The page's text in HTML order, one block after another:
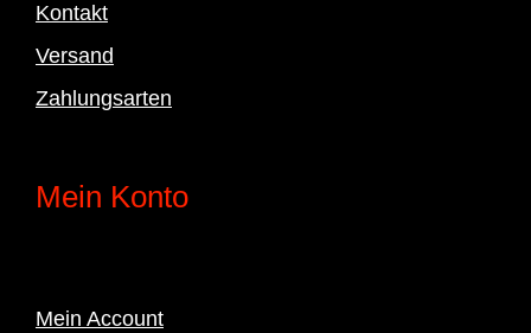
Kontakt
Versand
Zahlungsarten
Mein Konto
Mein Account